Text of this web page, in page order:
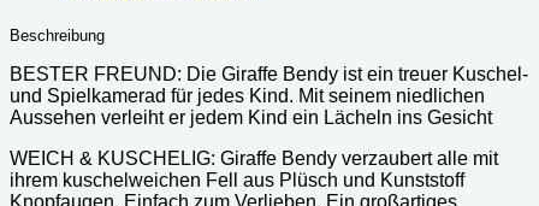
Beschreibung
BESTER FREUND: Die Giraffe Bendy ist ein treuer Kuschel-
und Spielkamerad für jedes Kind. Mit seinem niedlichen
Aussehen verleiht er jedem Kind ein Lächeln ins Gesicht
WEICH & KUSCHELIG: Giraffe Bendy verzaubert alle mit
ihrem kuschelweichen Fell aus Plüsch und Kunststoff
Knopfaugen. Einfach zum Verlieben. Ein großartiges